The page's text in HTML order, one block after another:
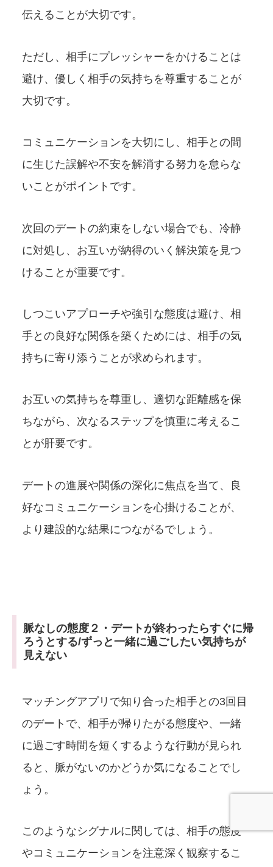
伝えることが大切です。
ただし、相手にプレッシャーをかけることは
避け、優しく相手の気持ちを尊重することが
大切です。
コミュニケーションを大切にし、相手との間
に生じた誤解や不安を解消する努力を怠らな
いことがポイントです。
次回のデートの約束をしない場合でも、冷静
に対処し、お互いが納得のいく解決策を見つ
けることが重要です。
しつこいアプローチや強引な態度は避け、相
手との良好な関係を築くためには、相手の気
持ちに寄り添うことが求められます。
お互いの気持ちを尊重し、適切な距離感を保
ちながら、次なるステップを慎重に考えるこ
とが肝要です。
デートの進展や関係の深化に焦点を当て、良
好なコミュニケーションを心掛けることが、
より建設的な結果につながるでしょう。
脈なしの態度２・デートが終わったらすぐに帰
ろうとする/ずっと一緒に過ごしたい気持ちが
見えない
マッチングアプリで知り合った相手との3回目
のデートで、相手が帰りたがる態度や、一緒
に過ごす時間を短くするような行動が見られ
ると、脈がないのかどうか気になることでし
ょう。
このようなシグナルに関しては、相手の態度
やコミュニケーションを注意深く観察するこ